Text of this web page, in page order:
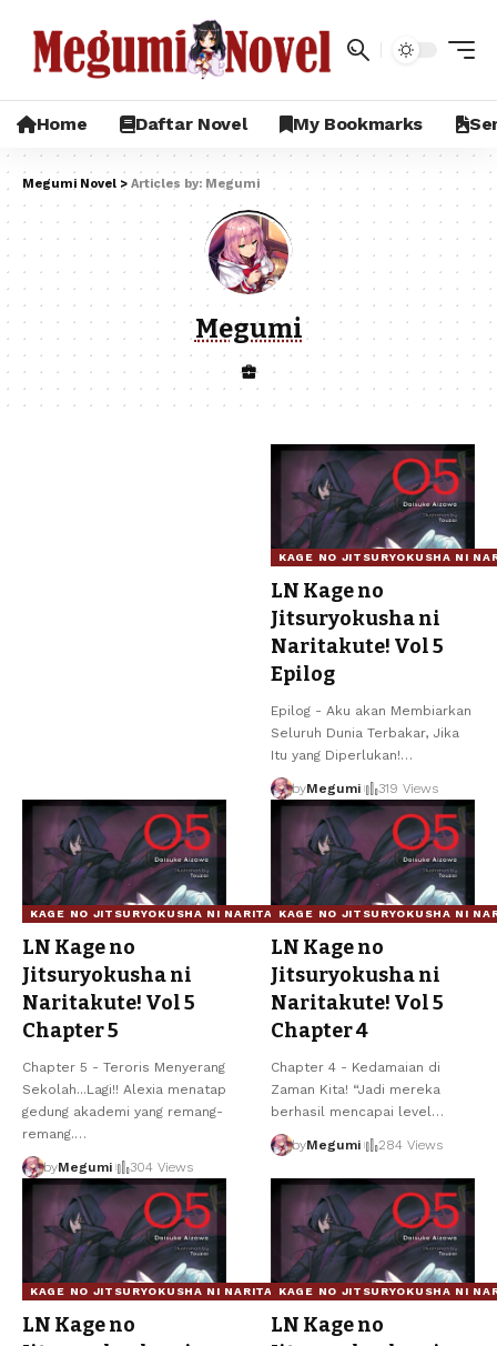
Home Daftar Novel My Bookmarks
Megumi Novel > Articles by: Megumi
Megumi
KAGE NO JITSURYOKUSHA NI
LN Kage no
Jitsuryokusha ni
Naritakute! Vol 5
Epilog
Epilog - Aku akan Membiarkan
Seluruh Dunia Terbakar, Jika
Itu yang Diperlukan!…
byMegumi 319 Views
KAGE NO JITSURYOKUSHA NI NARITAKUTE!
LN Kage no
Jitsuryokusha ni
Naritakute! Vol 5
Chapter 5
Chapter 5 - Teroris Menyerang
Sekolah...Lagi!! Alexia menatap
gedung akademi yang remang-
remang.…
byMegumi 304 Views
KAGE NO JITSURYOKUSHA NI
LN Kage no
Jitsuryokusha ni
Naritakute! Vol 5
Chapter 4
Chapter 4 - Kedamaian di
Zaman Kita! “Jadi mereka
berhasil mencapai level …
byMegumi 284 Views
KAGE NO JITSURYOKUSHA NI NARITAKUTE!
LN Kage no
KAGE NO JITSURYOKUSHA NI
LN Kage no